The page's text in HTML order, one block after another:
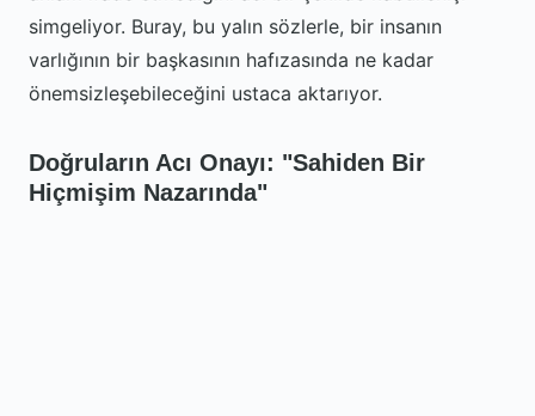
simgeliyor. Buray, bu yalın sözlerle, bir insanın
varlığının bir başkasının hafızasında ne kadar
önemsizleşebileceğini ustaca aktarıyor.
Doğruların Acı Onayı: "Sahiden Bir
Hiçmişim Nazarında"